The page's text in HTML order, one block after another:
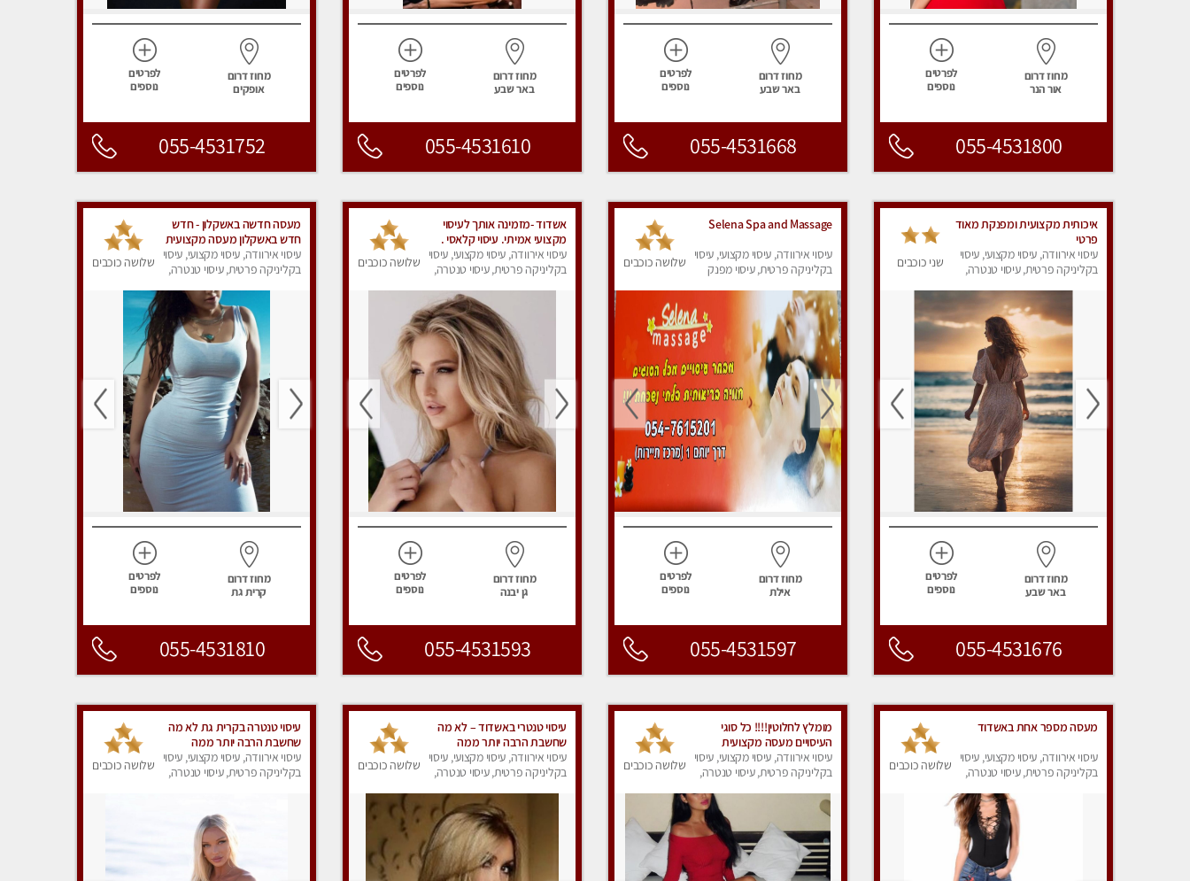
מחוז דרום
אור הנר
לפרטים
נוספים
055-4531800
מחוז דרום
באר שבע
לפרטים
נוספים
055-4531668
מחוז דרום
באר שבע
לפרטים
נוספים
055-4531610
מחוז דרום
אופקים
לפרטים
נוספים
055-4531752
איכותית מקצועית ומפנקת מאוד
פרטי
עיסוי אירוודה, עיסוי מקצועי, עיסוי
בקליניקה פרטית, עיסוי טנטרה,
שני כוכבים
מחוז דרום
באר שבע
לפרטים
נוספים
055-4531676
Selena Spa and Massage
עיסוי אירוודה, עיסוי מקצועי, עיסוי
בקליניקה פרטית, עיסוי מפנק
שלושה כוכבים
מחוז דרום
אילת
לפרטים
נוספים
055-4531597
אשדוד -מזמינה אותך לעיסוי
מקצועי אמיתי. עיסוי קלאסי .
עיסוי אירוודה, עיסוי מקצועי, עיסוי
בקליניקה פרטית, עיסוי טנטרה,
שלושה כוכבים
מחוז דרום
גן יבנה
לפרטים
נוספים
055-4531593
מעסה חדשה באשקלון - חדש
חדש באשקלון מעסה מקצועית
ומפנקת במיוחד פרטי !
עיסוי אירוודה, עיסוי מקצועי, עיסוי
בקליניקה פרטית, עיסוי טנטרה,
שלושה כוכבים
מחוז דרום
קרית גת
לפרטים
נוספים
055-4531810
מעסה מספר אחת באשדוד
עיסוי אירוודה, עיסוי מקצועי, עיסוי
בקליניקה פרטית, עיסוי טנטרה,
שלושה כוכבים
מומלץ לחלוטין!!!! כל סוגי
העיסויים מעסה מקצועית
ואיכותית פרטי!!!
עיסוי אירוודה, עיסוי מקצועי, עיסוי
בקליניקה פרטית, עיסוי טנטרה,
שלושה כוכבים
עיסוי טנטרי באשדוד – לא מה
שחשבת הרבה יותר ממה
שדמיינת
עיסוי אירוודה, עיסוי מקצועי, עיסוי
בקליניקה פרטית, עיסוי טנטרה,
שלושה כוכבים
עיסוי טנטרה בקרית גת לא מה
שחשבת הרבה יותר ממה
שדמיינת
עיסוי אירוודה, עיסוי מקצועי, עיסוי
בקליניקה פרטית, עיסוי טנטרה,
שלושה כוכבים